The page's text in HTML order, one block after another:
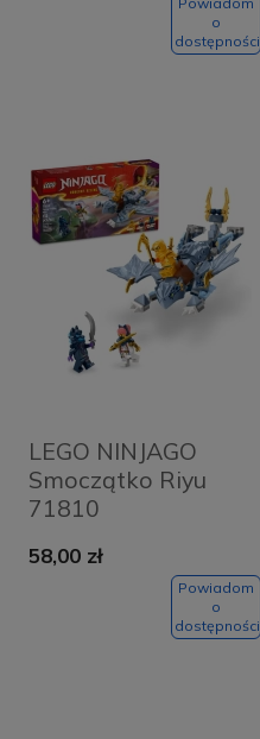
o
dostępności
LEGO NINJAGO
Smoczątko Riyu
71810
58,00 zł
Powiadom
o
dostępności